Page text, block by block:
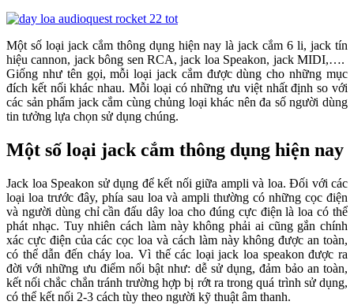
Một số loại jack cắm thông dụng hiện nay là jack cắm 6 li, jack tín
hiệu cannon, jack bông sen RCA, jack loa Speakon, jack MIDI,….
Giống như tên gọi, mỗi loại jack cắm được dùng cho những mục
đích kết nối khác nhau. Mỗi loại có những ưu việt nhất định so với
các sản phẩm jack cắm cùng chủng loại khác nên đa số người dùng
tin tưởng lựa chọn sử dụng chúng.
Một số loại jack cắm thông dụng hiện nay
Jack loa Speakon sử dụng để kết nối giữa ampli và loa. Đối với các
loại loa trước đây, phía sau loa và ampli thường có những cọc điện
và người dùng chỉ cần đấu dây loa cho đúng cực điện là loa có thể
phát nhạc. Tuy nhiên cách làm này không phải ai cũng gắn chính
xác cực điện của các cọc loa và cách làm này không được an toàn,
có thể dẫn đến cháy loa. Vì thế các loại jack loa speakon được ra
đời với những ưu điểm nổi bật như: dễ sử dụng, đảm bảo an toàn,
kết nối chắc chắn tránh trường hợp bị rớt ra trong quá trình sử dụng,
có thể kết nối 2-3 cách tùy theo người kỹ thuật âm thanh.